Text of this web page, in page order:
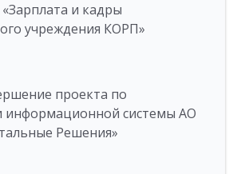
и кадры
учреждения КОРП»
проекта по
информационной системы АО
Решения»